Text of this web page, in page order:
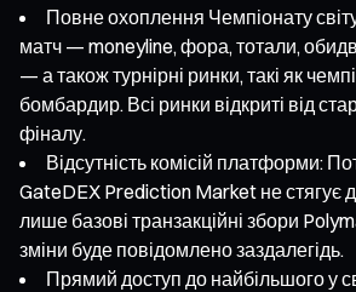
Повне охоплення Чемпіонату
матч — moneyline, фора, тотали,
— а також турнірні ринки, такі як
бомбардир. Всі ринки відкриті від
фіналу.
Відсутність комісій платформи:
GateDEX Prediction Market не стягує
лише базові транзакційні збори
зміни буде повідомлено заздалегідь.
Прямий доступ до найбільшого у